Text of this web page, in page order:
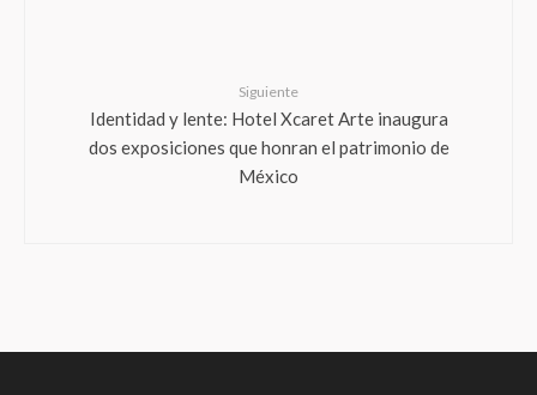
Siguiente
Identidad y lente: Hotel Xcaret Arte inaugura
dos exposiciones que honran el patrimonio de
México